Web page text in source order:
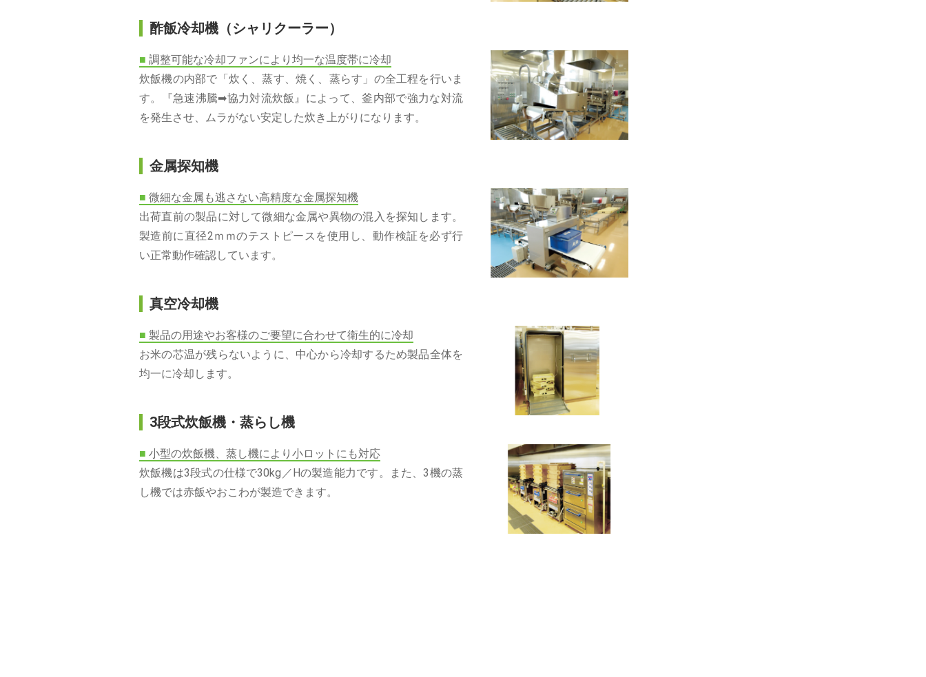
酢飯冷却機（シャリクーラー）
■ 調整可能な冷却ファンにより均一な温度帯に冷却
炊飯機の内部で「炊く、蒸す、焼く、蒸らす」の全工程を行いま
す。『急速沸騰➡協力対流炊飯』によって、釜内部で強力な対流
を発生させ、ムラがない安定した炊き上がりになります。
金属探知機
■ 微細な金属も逃さない高精度な金属探知機
出荷直前の製品に対して微細な金属や異物の混入を探知します。
製造前に直径2ｍｍのテストピースを使用し、動作検証を必ず行
い正常動作確認しています。
真空冷却機
■ 製品の用途やお客様のご要望に合わせて衛生的に冷却
お米の芯温が残らないように、中心から冷却するため製品全体を
均一に冷却します。
3段式炊飯機・蒸らし機
■ 小型の炊飯機、蒸し機により小ロットにも対応
炊飯機は3段式の仕様で30kg／Hの製造能力です。また、3機の蒸
し機では赤飯やおこわが製造できます。